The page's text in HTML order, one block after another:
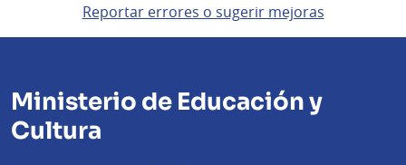
Reportar errores o sugerir mejoras
Ministerio de Educación y
Cultura